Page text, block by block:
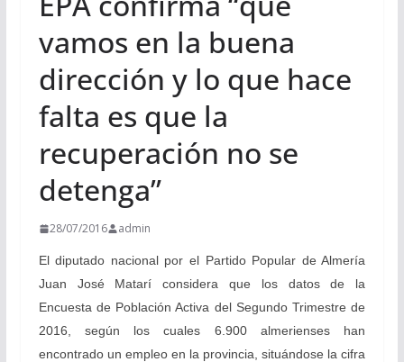
vamos en la buena
dirección y lo que hace
falta es que la
recuperación no se
detenga”
28/07/2016 admin
El diputado nacional por el Partido Popular de Almería
Juan José Matarí considera que los datos de la
Encuesta de Población Activa del Segundo Trimestre de
2016, según los cuales 6.900 almerienses han
encontrado un empleo en la provincia, situándose la cifra